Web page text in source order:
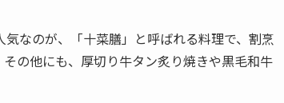
なのが、「十菜膳」と呼ばれる料理で、割烹
の他にも、厚切り牛タン炙り焼きや黒毛和牛